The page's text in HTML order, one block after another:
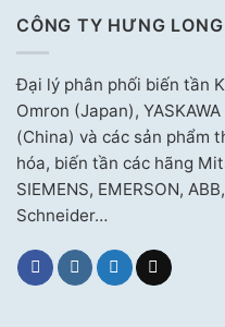
CÔNG TY HƯNG LONG
Đại lý phân phối biến tần
Omron (Japan),
(China) và các sản phẩm
hóa, biến tần các hãng
SIEMENS, EMERSON,
Schneider…